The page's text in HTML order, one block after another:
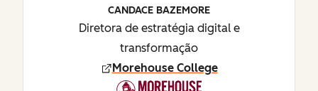
CANDACE BAZEMORE
Diretora de estratégia digital e
transformação
Morehouse College